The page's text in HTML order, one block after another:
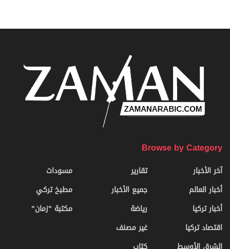
Browse by Category
آخر الأخبار
أخبار العالم
أخبار تركيا
اقتصاد تركيا
تقارير
جميع الأخبار
رياضة
غير مصنف
مسودات
مطبخ تركي
مكتبة "زمان"